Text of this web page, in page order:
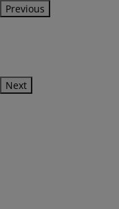
Previous
Next